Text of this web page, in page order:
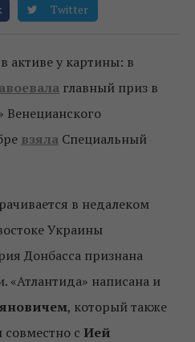
Twitter
активе у картины: в
главный приз в
Венецианского
взяла Специальный
в недалеком
Украины
Донбасса признана
написана и
, который также
с Ией